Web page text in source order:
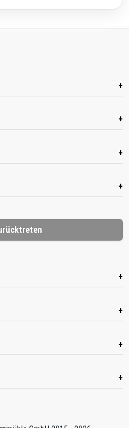
+
+
+
+
+
+
+
+